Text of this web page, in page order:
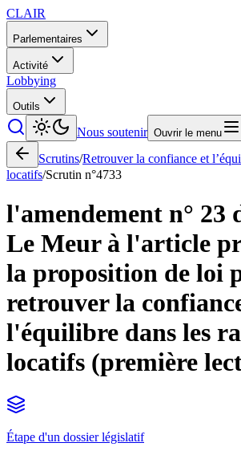
CLAIR
Parlementaires
Activité
Lobbying
Outils
Nous soutenir Ouvrir le menu
Scrutins/Retrouver la confiance et
locatifs/Scrutin n°4733
l'amendement n° 23
Le Meur à l'article
la proposition de loi
retrouver la
l'équilibre dans les
locatifs (première
Étape d'un dossier législatif